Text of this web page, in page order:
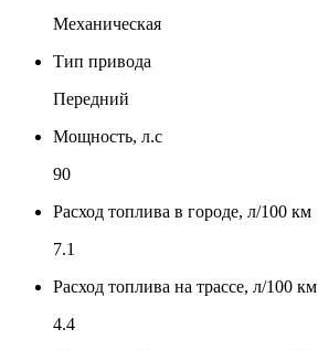
Механическая
Тип привода
Передний
Мощность, л.с
90
Расход топлива в городе, л/100 км
7.1
Расход топлива на трассе, л/100 км
4.4